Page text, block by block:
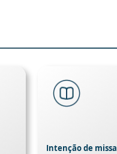
Intenção de missa